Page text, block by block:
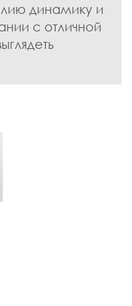
динамику и
с отличной